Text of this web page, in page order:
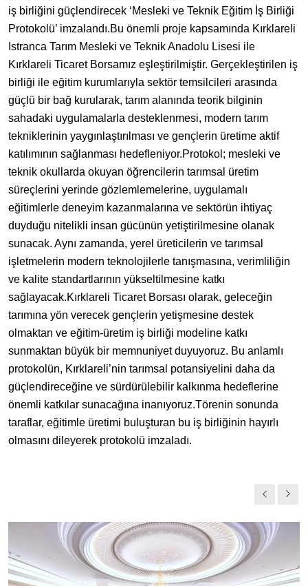
iş birliğini güçlendirecek ‘Mesleki ve Teknik Eğitim İş Birliği
Protokolü’ imzalandı.Bu önemli proje kapsamında Kırklareli
Istranca Tarım Mesleki ve Teknik Anadolu Lisesi ile
Kırklareli Ticaret Borsamız eşleştirilmiştir. Gerçekleştirilen iş
birliği ile eğitim kurumlarıyla sektör temsilcileri arasında
güçlü bir bağ kurularak, tarım alanında teorik bilginin
sahadaki uygulamalarla desteklenmesi, modern tarım
tekniklerinin yaygınlaştırılması ve gençlerin üretime aktif
katılımının sağlanması hedefleniyor.Protokol; mesleki ve
teknik okullarda okuyan öğrencilerin tarımsal üretim
süreçlerini yerinde gözlemlemelerine, uygulamalı
eğitimlerle deneyim kazanmalarına ve sektörün ihtiyaç
duyduğu nitelikli insan gücünün yetiştirilmesine olanak
sunacak. Aynı zamanda, yerel üreticilerin ve tarımsal
işletmelerin modern teknolojilerle tanışmasına, verimliliğin
ve kalite standartlarının yükseltilmesine katkı
sağlayacak.Kırklareli Ticaret Borsası olarak, geleceğin
tarımına yön verecek gençlerin yetişmesine destek
olmaktan ve eğitim-üretim iş birliği modeline katkı
sunmaktan büyük bir memnuniyet duyuyoruz. Bu anlamlı
protokolün, Kırklareli’nin tarımsal potansiyelini daha da
güçlendireceğine ve sürdürülebilir kalkınma hedeflerine
önemli katkılar sunacağına inanıyoruz.Törenin sonunda
taraflar, eğitimle üretimi buluşturan bu iş birliğinin hayırlı
olmasını dileyerek protokolü imzaladı.